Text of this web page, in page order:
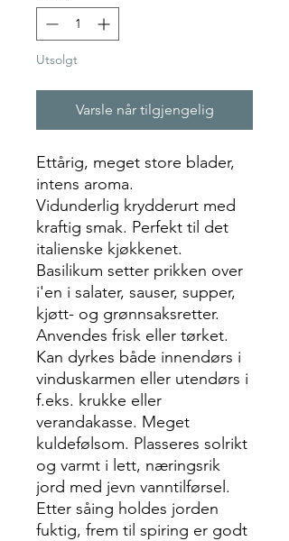
Utsolgt
Varsle når tilgjengelig
Ettårig, meget store blader,
intens aroma.
Vidunderlig krydderurt med
kraftig smak. Perfekt til det
italienske kjøkkenet.
Basilikum setter prikken over
i'en i salater, sauser, supper,
kjøtt- og grønnsaksretter.
Anvendes frisk eller tørket.
Kan dyrkes både innendørs i
vinduskarmen eller utendørs i
f.eks. krukke eller
verandakasse. Meget
kuldefølsom. Plasseres solrikt
og varmt i lett, næringsrik
jord med jevn vanntilførsel.
Etter såing holdes jorden
fuktig, frem til spiring er godt